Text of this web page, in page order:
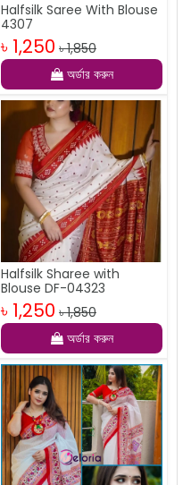
Halfsilk Saree With Blouse
4307
৳ 1,250 ৳ 1,850
অর্ডার করুন
Halfsilk Sharee with
Blouse DF-04323
৳ 1,250 ৳ 1,850
অর্ডার করুন